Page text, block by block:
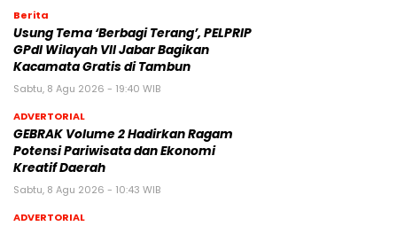
Berita
‎Usung Tema ‘Berbagi Terang’, PELPRIP
GPdI Wilayah VII Jabar Bagikan
Kacamata Gratis di Tambun
Sabtu, 8 Agu 2026 - 19:40 WIB
ADVERTORIAL
GEBRAK Volume 2 Hadirkan Ragam
Potensi Pariwisata dan Ekonomi
Kreatif Daerah
Sabtu, 8 Agu 2026 - 10:43 WIB
ADVERTORIAL